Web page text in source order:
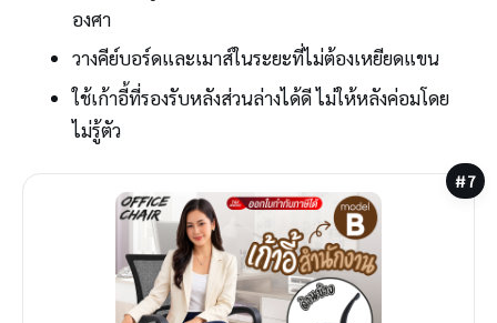
องศา
วางคีย์บอร์ดและเมาส์ในระยะที่ไม่ต้องเหยียดแขน
ใช้เก้าอี้ที่รองรับหลังส่วนล่างได้ดี ไม่ให้หลังค่อมโดย
ไม่รู้ตัว
#7